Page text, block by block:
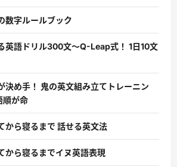
数字ルールブック
英語ドリル300文〜Q-Leap式！ 1日10文
決め手！ 鬼の英文組み立てトレーニン
順が命
から寝るまで 話せる英文法
から寝るまでイヌ英語表現